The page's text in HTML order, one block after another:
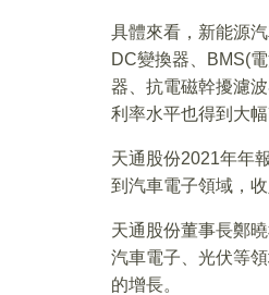
具體來看，新能源
DC變換器、BMS(
器、抗電磁幹擾濾
利率水平也得到大幅
天通股份2021年年
到汽車電子領域，
天通股份董事長鄭
汽車電子、光伏等
的增長。